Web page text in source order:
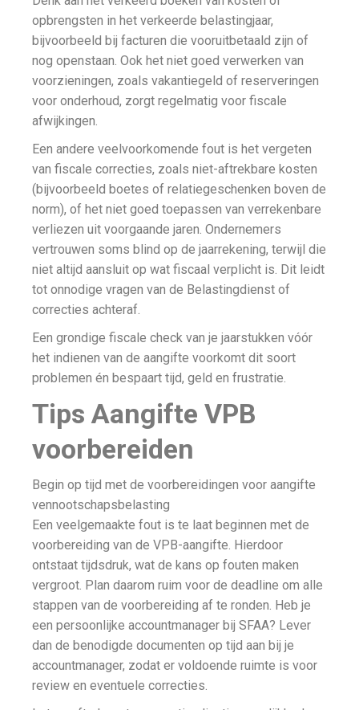
opbrengsten in het verkeerde belastingjaar,
bijvoorbeeld bij facturen die vooruitbetaald zijn of
nog openstaan. Ook het niet goed verwerken van
voorzieningen, zoals vakantiegeld of reserveringen
voor onderhoud, zorgt regelmatig voor fiscale
afwijkingen.
Een andere veelvoorkomende fout is het vergeten
van fiscale correcties, zoals niet-aftrekbare kosten
(bijvoorbeeld boetes of relatiegeschenken boven de
norm), of het niet goed toepassen van verrekenbare
verliezen uit voorgaande jaren. Ondernemers
vertrouwen soms blind op de jaarrekening, terwijl die
niet altijd aansluit op wat fiscaal verplicht is. Dit leidt
tot onnodige vragen van de Belastingdienst of
correcties achteraf.
Een grondige fiscale check van je jaarstukken vóór
het indienen van de aangifte voorkomt dit soort
problemen én bespaart tijd, geld en frustratie.
Tips Aangifte VPB
voorbereiden
Begin op tijd met de voorbereidingen voor aangifte
vennootschapsbelasting
Een veelgemaakte fout is te laat beginnen met de
voorbereiding van de VPB-aangifte. Hierdoor
ontstaat tijdsdruk, wat de kans op fouten maken
vergroot. Plan daarom ruim voor de deadline om alle
stappen van de voorbereiding af te ronden. Heb je
een persoonlijke accountmanager bij SFAA? Lever
dan de benodigde documenten op tijd aan bij je
accountmanager, zodat er voldoende ruimte is voor
review en eventuele correcties.